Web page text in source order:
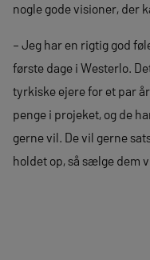
nogle gode visioner, der
– Jeg har en rigtig god
første dage i Westerlo.
tyrkiske ejere for et par
penge i projeket, og de
gerne vil. De vil gerne
holdet op, så sælge dem